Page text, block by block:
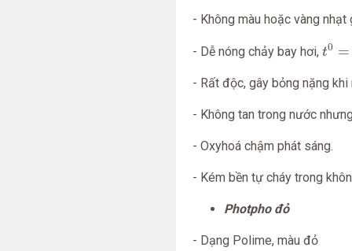
- Không màu hoặc vàng nhạt
- Dễ nóng chảy bay hơi, t0 =
t0
- Rất độc, gây bỏng nặng khi
- Không tan trong nước
- Oxyhoá chậm phát sáng.
- Kém bền tự cháy trong
Photpho đỏ
- Dạng Polime, màu đỏ